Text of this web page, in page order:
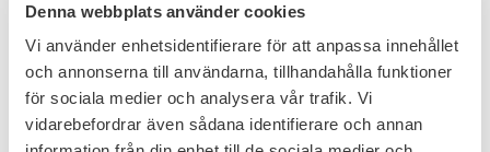
Denna webbplats använder cookies
Vi använder enhetsidentifierare för att anpassa innehållet
och annonserna till användarna, tillhandahålla funktioner
för sociala medier och analysera vår trafik. Vi
vidarebefordrar även sådana identifierare och annan